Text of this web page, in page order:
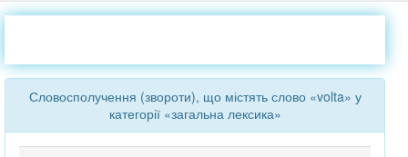
Словосполучення (звороти), що містять слово «volta» у
категорії «загальна лексика»